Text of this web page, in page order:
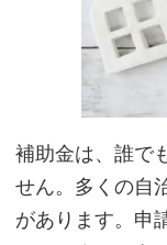
補助金は、誰で
せん。多くの自
があります。申